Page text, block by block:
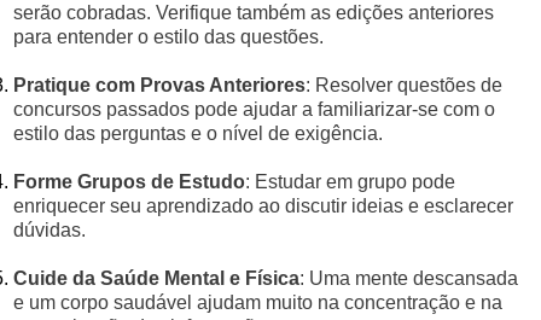
serão cobradas. Verifique também as edições anteriores
para entender o estilo das questões.
Pratique com Provas Anteriores: Resolver questões de
concursos passados pode ajudar a familiarizar-se com o
estilo das perguntas e o nível de exigência.
Forme Grupos de Estudo: Estudar em grupo pode
enriquecer seu aprendizado ao discutir ideias e esclarecer
dúvidas.
Cuide da Saúde Mental e Física: Uma mente descansada
e um corpo saudável ajudam muito na concentração e na